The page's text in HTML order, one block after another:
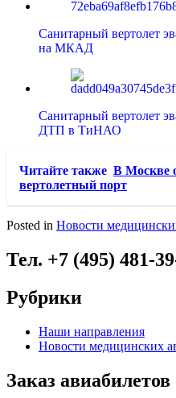
Санитарный вертолет
на МКАД
Санитарный вертолет
ДТП в ТиНАО
Читайте также В Москве
вертолетный порт
Posted in Новости
Тел. +7 (495) 481-
Рубрики
Наши направления
Новости медицинских
Заказ авиабилетов